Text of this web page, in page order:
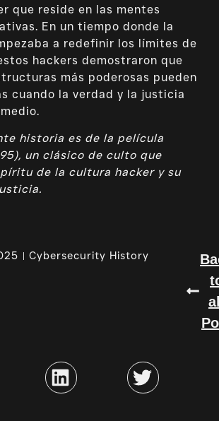
que reside en las mentes
En un tiempo donde la
a redefinir los límites de
hackers demostraron que
más poderosas pueden
cuando la verdad y la justicia
historia es de la película
un clásico de culto que
de la cultura hacker y su
Cybersecurity History